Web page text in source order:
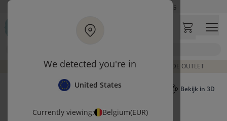
We detected you're in
United States
Currently viewing: Belgium(EUR)
Ga naar hoofdinhoud 4,50/5
Op werkdagen besteld, zelfde dag verzonden
Bezoek onze concept store
DE LAATSTE ITEMS UIT VORIGE COLLECTIES | SHOP DE OUTLET
Bekijk in 3D